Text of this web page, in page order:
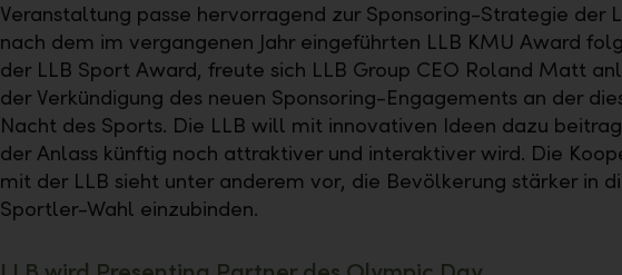
Veranstaltung passe hervorragend zur Sponsoring-Strategie der
nach dem im vergangenen Jahr eingeführten LLB KMU Award
der LLB Sport Award, freute sich LLB Group CEO Roland Matt
der Verkündigung des neuen Sponsoring-Engagements an der
Nacht des Sports. Die LLB will mit innovativen Ideen dazu
der Anlass künftig noch attraktiver und interaktiver wird. Die
mit der LLB sieht unter anderem vor, die Bevölkerung stärker in
Sportler-Wahl einzubinden.